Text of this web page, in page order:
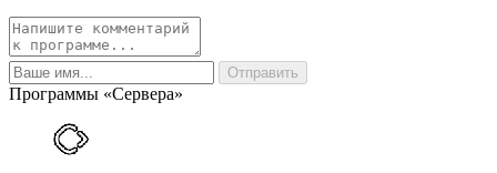
Программы «Сервера»